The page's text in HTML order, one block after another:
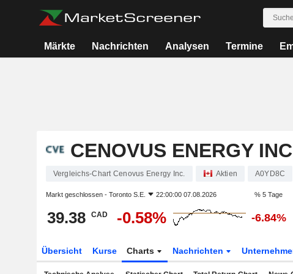
Märkte Nachrichten Analysen Termine
CENOVUS ENERGY
Vergleichs-Chart Cenovus Energy Inc. Aktien A0YD8C
Markt geschlossen - Toronto S.E. 22:00:00 07.08.2026 % 5 Tage
39.38 CAD -0.58% -6.84%
Übersicht Kurse Charts Nachrichten